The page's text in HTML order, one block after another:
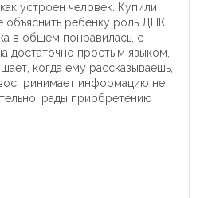
устроен человек. Купили
объяснить ребенку роль ДНК
в общем понравилась, с
достаточно простым языком,
когда ему рассказываешь,
информацию не
рады приобретению